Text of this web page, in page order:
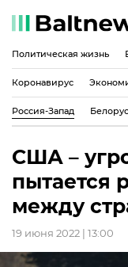
Политическая жизнь
Коронавирус
Россия-Запад
США –
пытается
между
19 июня 2022 | 13:00